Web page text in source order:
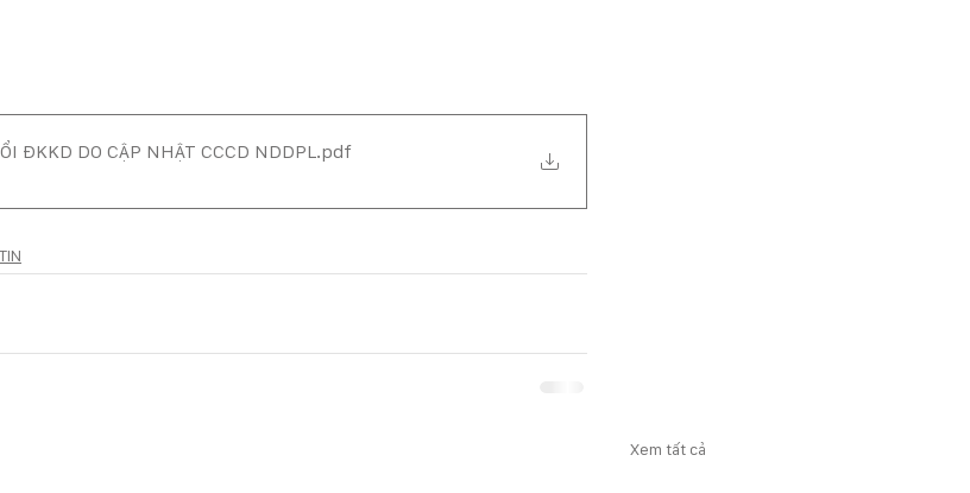
ĐKKD DO CẬP NHẬT CCCD NDDPL .pdf
Xem tất cả